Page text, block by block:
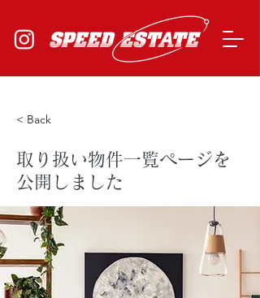
< Back
取り扱い物件一覧ページを
公開しました